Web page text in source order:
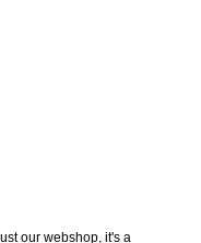
our webshop, it's a